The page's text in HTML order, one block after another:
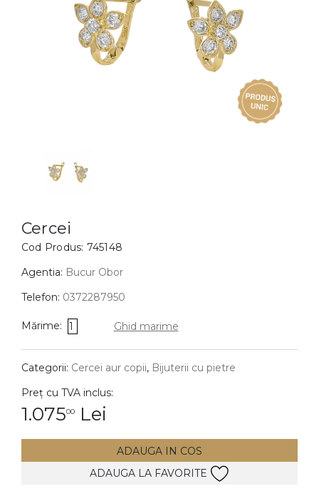
BIJUTERII COPII
Cercei
Bratari
Coliere
Lanturi
Pandantive
DIAMANTE Vezi toate
Cercei
Cercei
Cod Produs: 745148
Agentia: Bucur Obor
Telefon: 0372287950
Mărime: 1 Ghid marime
Categorii: Cercei aur copii, Bijuterii cu pietre
Preț cu TVA inclus:
1.07500 Lei
ADAUGA IN COS
ADAUGA LA FAVORITE